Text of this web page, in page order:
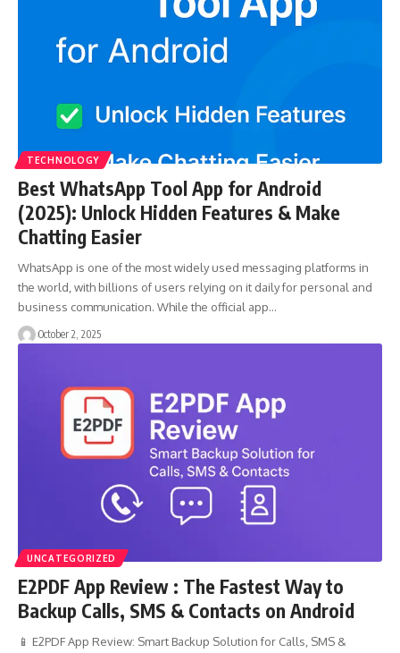
TECHNOLOGY
Best WhatsApp Tool App for Android
(2025): Unlock Hidden Features & Make
Chatting Easier
WhatsApp is one of the most widely used messaging platforms in
the world, with billions of users relying on it daily for personal and
business communication. While the official app…
October 2, 2025
UNCATEGORIZED
E2PDF App Review : The Fastest Way to
Backup Calls, SMS & Contacts on Android
📱 E2PDF App Review: Smart Backup Solution for Calls, SMS &